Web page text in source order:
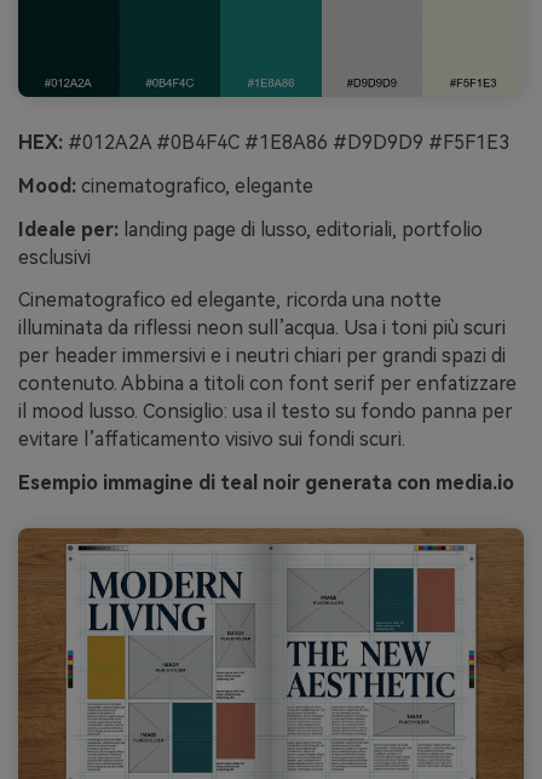
HEX: #012A2A #0B4F4C #1E8A86 #D9D9D9 #F5F1E3
Mood: cinematografico, elegante
Ideale per: landing page di lusso, editoriali, portfolio
esclusivi
Cinematografico ed elegante, ricorda una notte
illuminata da riflessi neon sull’acqua. Usa i toni più scuri
per header immersivi e i neutri chiari per grandi spazi di
contenuto. Abbina a titoli con font serif per enfatizzare
il mood lusso. Consiglio: usa il testo su fondo panna per
evitare l’affaticamento visivo sui fondi scuri.
Esempio immagine di teal noir generata con media.io